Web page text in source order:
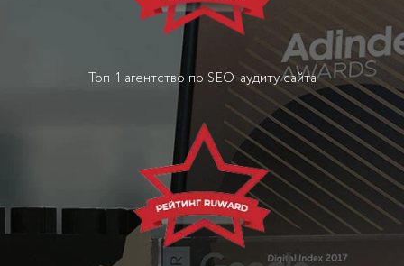
Топ-1 агентство по SEO-аудиту сайта